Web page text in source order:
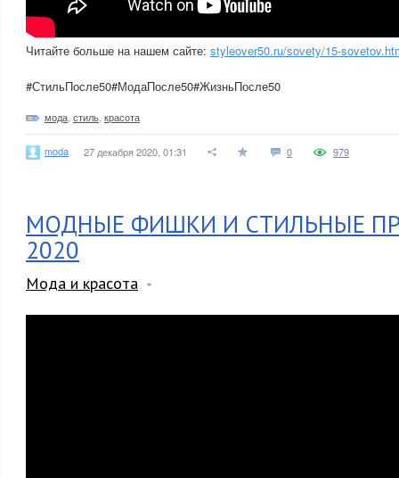
Читайте больше на нашем сайте: styleover50.ru/sovety/15-
#СтильПосле50#МодаПосле50#ЖизньПосле50
мода стиль красота
moda 27 декабря 2020, 01:31 0 979
МОДНЫЕ ФИШКИ И СТИЛЬНЫЕ
2020
Мода и красота